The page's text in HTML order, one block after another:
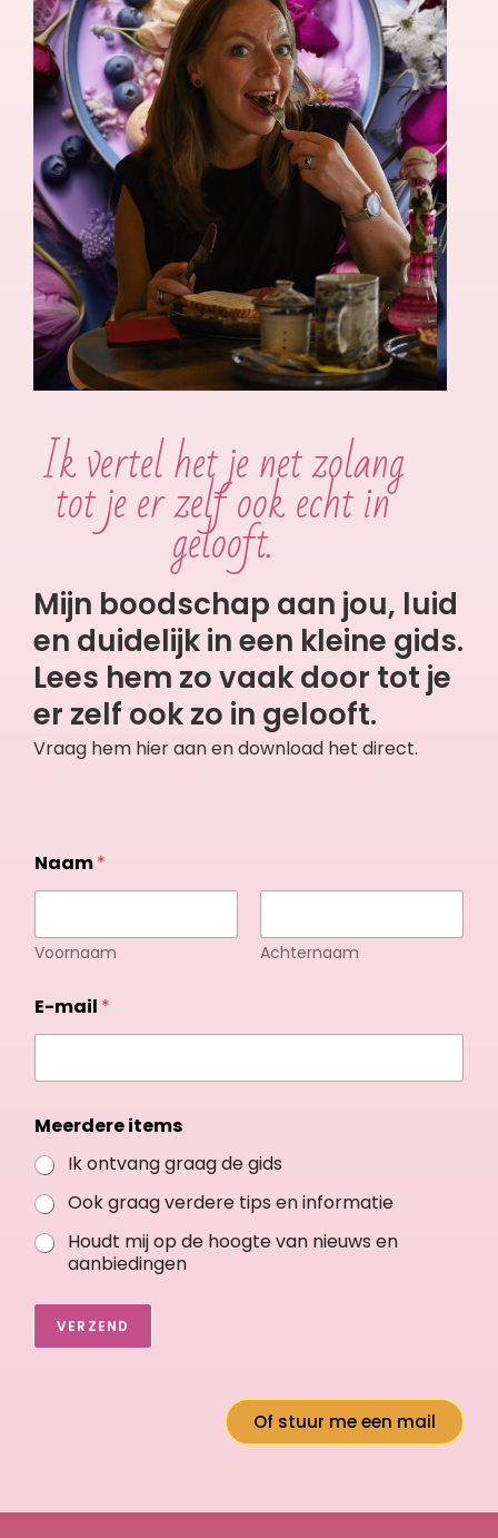
Ik vertel het je net zolang
tot je er zelf ook echt in
gelooft.
Mijn boodschap aan jou, luid
en duidelijk in een kleine gids.
Lees hem zo vaak door tot je
er zelf ook zo in gelooft.
Vraag hem hier aan en download het direct.
Naam*
Voornaam Achternaam
t
e
s
*
E-mail *
Meerdere items
Ik ontvang graag de gids
Ook graag verdere tips en informatie
Houdt mij op de hoogte van nieuws en
aanbiedingen
VERZEND
Of stuur me een mail